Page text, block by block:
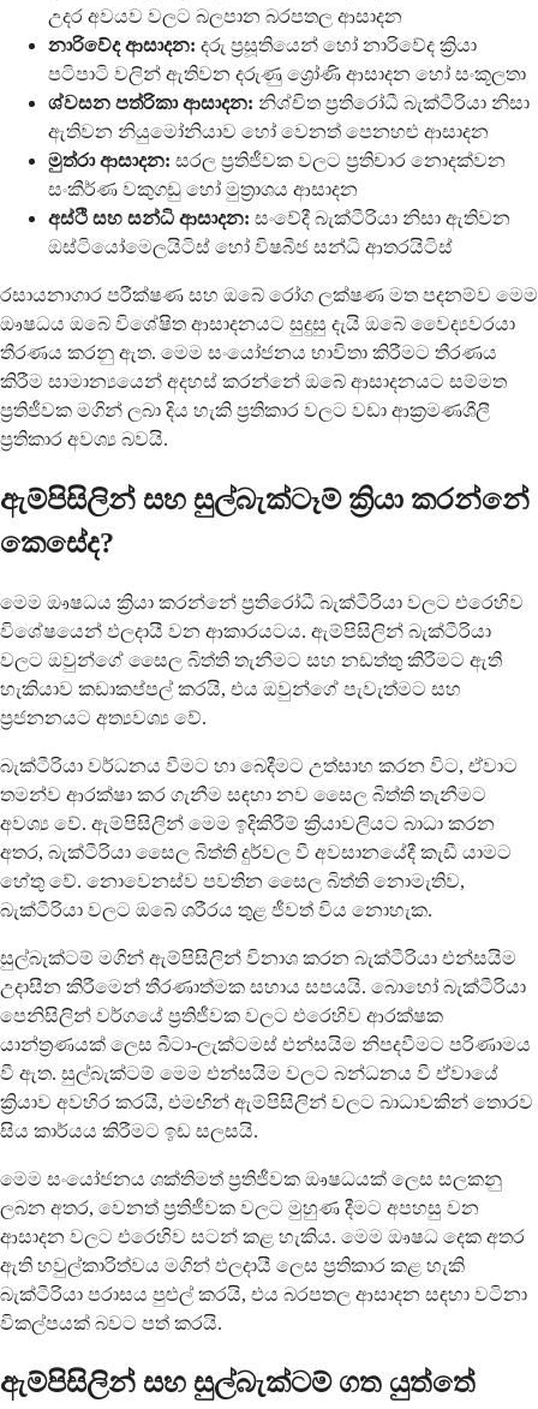
උදර අවයව වලට බලපාන බරපතල ආසාදන
නාරිවේද ආසාදන: දරු ප්‍රසූතියෙන් හෝ නාරිවේද ක්‍රියා
පටිපාටි වලින් ඇතිවන දරුණු ශ්‍රෝණි ආසාදන හෝ සංකූලතා
ශ්වසන පත්රිකා ආසාදන: නිශ්චිත ප්‍රතිරෝධී බැක්ටීරියා නිසා
ඇතිවන නියුමෝනියාව හෝ වෙනත් පෙනහළු ආසාදන
මුත්රා ආසාදන: සරල ප්‍රතිජීවක වලට ප්‍රතිචාර නොදක්වන
සංකීර්ණ වකුගඩු හෝ මුත්‍රාශය ආසාදන
අස්ථි සහ සන්ධි ආසාදන: සංවේදී බැක්ටීරියා නිසා ඇතිවන
ඔස්ටියෝමෙලයිටිස් හෝ විෂබීජ සන්ධි ආතරයිටිස්
රසායනාගාර පරීක්ෂණ සහ ඔබේ රෝග ලක්ෂණ මත පදනම්ව මෙම
ඖෂධය ඔබේ විශේෂිත ආසාදනයට සුදුසු දැයි ඔබේ වෛද්‍යවරයා
තීරණය කරනු ඇත. මෙම සංයෝජනය භාවිතා කිරීමට තීරණය
කිරීම සාමාන්‍යයෙන් අදහස් කරන්නේ ඔබේ ආසාදනයට සම්මත
ප්‍රතිජීවක මගින් ලබා දිය හැකි ප්‍රතිකාර වලට වඩා ආක්‍රමණශීලී
ප්‍රතිකාර අවශ්‍ය බවයි.
ඇම්පිසිලින් සහ සුල්බැක්ටෑම් ක්‍රියා කරන්නේ
කෙසේද?
මෙම ඖෂධය ක්‍රියා කරන්නේ ප්‍රතිරෝධී බැක්ටීරියා වලට එරෙහිව
විශේෂයෙන් ඵලදායී වන ආකාරයටය. ඇම්පිසිලින් බැක්ටීරියා
වලට ඔවුන්ගේ සෛල බිත්ති තැනීමට සහ නඩත්තු කිරීමට ඇති
හැකියාව කඩාකප්පල් කරයි, එය ඔවුන්ගේ පැවැත්මට සහ
ප්‍රජනනයට අත්‍යවශ්‍ය වේ.
බැක්ටීරියා වර්ධනය වීමට හා බෙදීමට උත්සාහ කරන විට, ඒවාට
තමන්ව ආරක්ෂා කර ගැනීම සඳහා නව සෛල බිත්ති තැනීමට
අවශ්‍ය වේ. ඇම්පිසිලින් මෙම ඉදිකිරීම් ක්‍රියාවලියට බාධා කරන
අතර, බැක්ටීරියා සෛල බිත්ති දුර්වල වී අවසානයේදී කැඩී යාමට
හේතු වේ. නොවෙනස්ව පවතින සෛල බිත්ති නොමැතිව,
බැක්ටීරියා වලට ඔබේ ශරීරය තුළ ජීවත් විය නොහැක.
සුල්බැක්ටම් මගින් ඇම්පිසිලින් විනාශ කරන බැක්ටීරියා එන්සයිම
උදාසීන කිරීමෙන් තීරණාත්මක සහාය සපයයි. බොහෝ බැක්ටීරියා
පෙනිසිලින් වර්ගයේ ප්‍රතිජීවක වලට එරෙහිව ආරක්ෂක
යාන්ත්‍රණයක් ලෙස බීටා-ලැක්ටමස් එන්සයිම නිපදවීමට පරිණාමය
වී ඇත. සුල්බැක්ටම් මෙම එන්සයිම වලට බන්ධනය වී ඒවායේ
ක්‍රියාව අවහිර කරයි, එමඟින් ඇම්පිසිලින් වලට බාධාවකින් තොරව
සිය කාර්යය කිරීමට ඉඩ සලසයි.
මෙම සංයෝජනය ශක්තිමත් ප්‍රතිජීවක ඖෂධයක් ලෙස සලකනු
ලබන අතර, වෙනත් ප්‍රතිජීවක වලට මුහුණ දීමට අපහසු වන
ආසාදන වලට එරෙහිව සටන් කළ හැකිය. මෙම ඖෂධ දෙක අතර
ඇති හවුල්කාරිත්වය මගින් ඵලදායී ලෙස ප්‍රතිකාර කළ හැකි
බැක්ටීරියා පරාසය පුළුල් කරයි, එය බරපතල ආසාදන සඳහා වටිනා
විකල්පයක් බවට පත් කරයි.
ඇම්පිසිලින් සහ සුල්බැක්ටම් ගත යුත්තේ